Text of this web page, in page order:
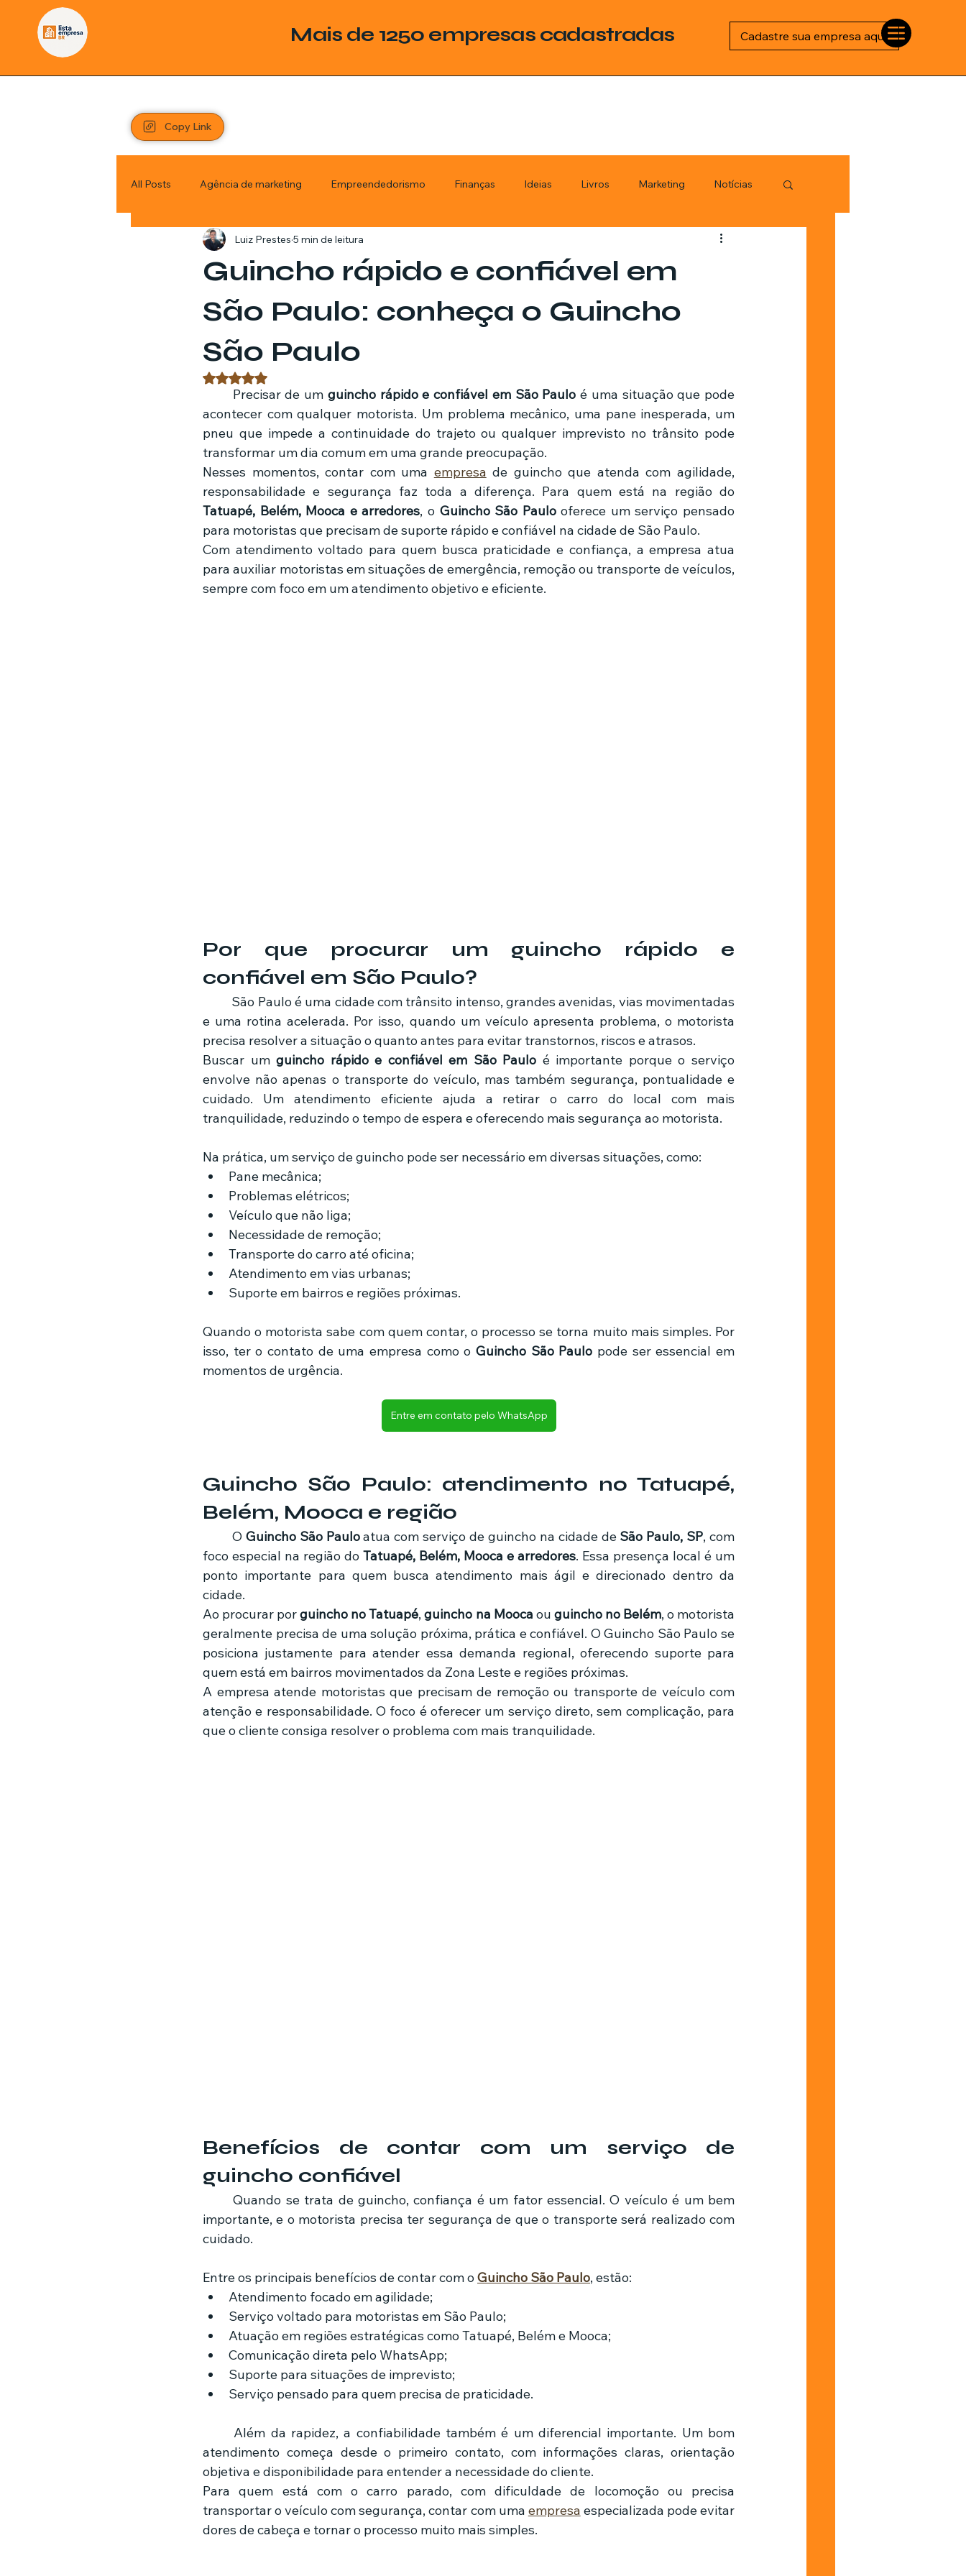
Mais de 1250 empresas cadastradas Cadastre sua empresa aqui
Copy Link
All Posts Agência de marketing Empreendedorismo Finanças Ideias Livros Marketing Notícias
Pordutos Saúde Sem categoria
Economia Investimentos Tecnologia
Estratégias de marketing Filmes e séries
Jardinagem Clínica Nutricionista
Guincho rápido e confiável em
São Paulo: conheça o Guincho
São Paulo
Luiz Prestes 5 min de leitura
Avaliado com NaN de 5 estrelas.
	Precisar de um
guincho rápido e confiável em São Paulo é uma situação que pode
acontecer com qualquer motorista. Um problema mecânico, uma pane inesperada, um
pneu que impede a continuidade do trajeto ou qualquer imprevisto no trânsito pode
transformar um dia comum em uma grande preocupação.
Nesses momentos, contar com uma empresa de guincho que atenda com agilidade,
Tatuapé, Belém, Mooca e arredores, o Guincho São Paulo oferece um serviço pensado
para motoristas que precisam de suporte rápido e confiável na cidade de São Paulo.
Com atendimento voltado para quem busca praticidade e confiança, a empresa atua
para auxiliar motoristas em situações de emergência, remoção ou transporte de veículos,
sempre com foco em um atendimento objetivo e eficiente.
Por que procurar um guincho rápido e
confiável em São Paulo?
e uma rotina acelerada. Por isso, quando um veículo apresenta problema, o motorista
precisa resolver a situação o quanto antes para evitar transtornos, riscos e atrasos.
Buscar um guincho rápido e confiável em São Paulo é importante porque o serviço
envolve não apenas o transporte do veículo, mas também segurança, pontualidade e
cuidado. Um atendimento eficiente ajuda a retirar o carro do local com mais
tranquilidade, reduzindo o tempo de espera e oferecendo mais segurança ao motorista.
Na prática, um serviço de guincho pode ser necessário em diversas situações, como:
Pane mecânica;
Problemas elétricos;
Veículo que não liga;
Necessidade de remoção;
Transporte do carro até oficina;
Atendimento em vias urbanas;
Suporte em bairros e regiões próximas.
Quando o motorista sabe com quem contar, o processo se torna muito mais simples. Por
isso, ter o contato de uma empresa como o Guincho São Paulo pode ser essencial em
momentos de urgência.
Entre em contato pelo WhatsApp
Guincho São Paulo: atendimento no Tatuapé,
Belém, Mooca e região
	O
Guincho São Paulo atua com serviço de guincho na cidade de São Paulo, SP, com
foco especial na região do Tatuapé, Belém, Mooca e arredores. Essa presença local é um
ponto importante para quem busca atendimento mais ágil e direcionado dentro da
cidade.
Ao procurar por guincho no Tatuapé, guincho na Mooca ou guincho no Belém, o motorista
geralmente precisa de uma solução próxima, prática e confiável. O Guincho São Paulo se
posiciona justamente para atender essa demanda regional, oferecendo suporte para
quem está em bairros movimentados da Zona Leste e regiões próximas.
A empresa atende motoristas que precisam de remoção ou transporte de veículo com
atenção e responsabilidade. O foco é oferecer um serviço direto, sem complicação, para
que o cliente consiga resolver o problema com mais tranquilidade.
Benefícios de contar com um serviço de
guincho confiável
	Quando se trata de guincho, confiança é um fator essencial. O veículo é um bem
importante, e o motorista precisa ter segurança de que o transporte será realizado com
cuidado.
Entre os principais benefícios de contar com o Guincho São Paulo, estão:
Atendimento focado em agilidade;
Serviço voltado para motoristas em São Paulo;
Atuação em regiões estratégicas como Tatuapé, Belém e Mooca;
Comunicação direta pelo WhatsApp;
Suporte para situações de imprevisto;
Serviço pensado para quem precisa de praticidade.
	Além da rapidez, a confiabilidade também é um diferencial importante. Um bom
atendimento começa desde o primeiro contato, com informações claras, orientação
objetiva e disponibilidade para entender a necessidade do cliente.
Para quem está com o carro parado, com dificuldade de locomoção ou precisa
transportar o veículo com segurança, contar com uma empresa especializada pode evitar
dores de cabeça e tornar o processo muito mais simples.